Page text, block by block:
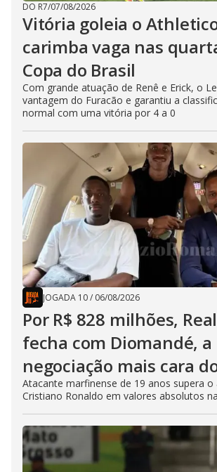
DO R7/07/08/2026
Vitória goleia o
carimba vaga nas
Copa do Brasil
Com grande atuação de Renê e Erick, o
vantagem do Furacão e garantiu a
normal com uma vitória por 4 a 0
JOGADA 10/ 06/08/2026
Por R$ 828 milhões,
fecha com Diomandé, a
negociação mais cara
Atacante marfinense de 19 anos supera
Cristiano Ronaldo em valores absolutos